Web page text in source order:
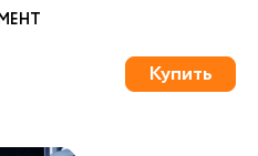
Купить